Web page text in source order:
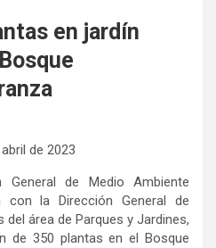
en jardín
de 2023
General de Medio Ambiente
con la Dirección General de
área de Parques y Jardines,
de 350 plantas en el Bosque